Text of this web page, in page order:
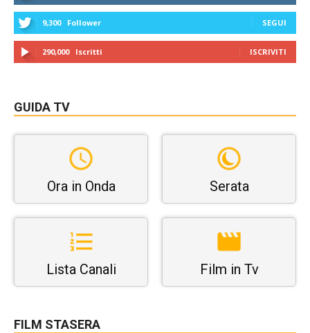
9,300 Follower SEGUI
290,000 Iscritti ISCRIVITI
GUIDA TV
Ora in Onda Serata
Lista Canali Film in Tv
FILM STASERA